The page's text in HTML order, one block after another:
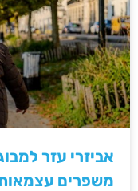
אביזרי עזר
משפרים